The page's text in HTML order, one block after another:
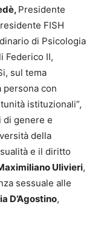
Presidente
FISH
di Psicologia
Federico II,
sul tema
persona con
istituzionali”,
di genere e
della
e il diritto
Ulivieri,
sessuale alle
D’Agostino,